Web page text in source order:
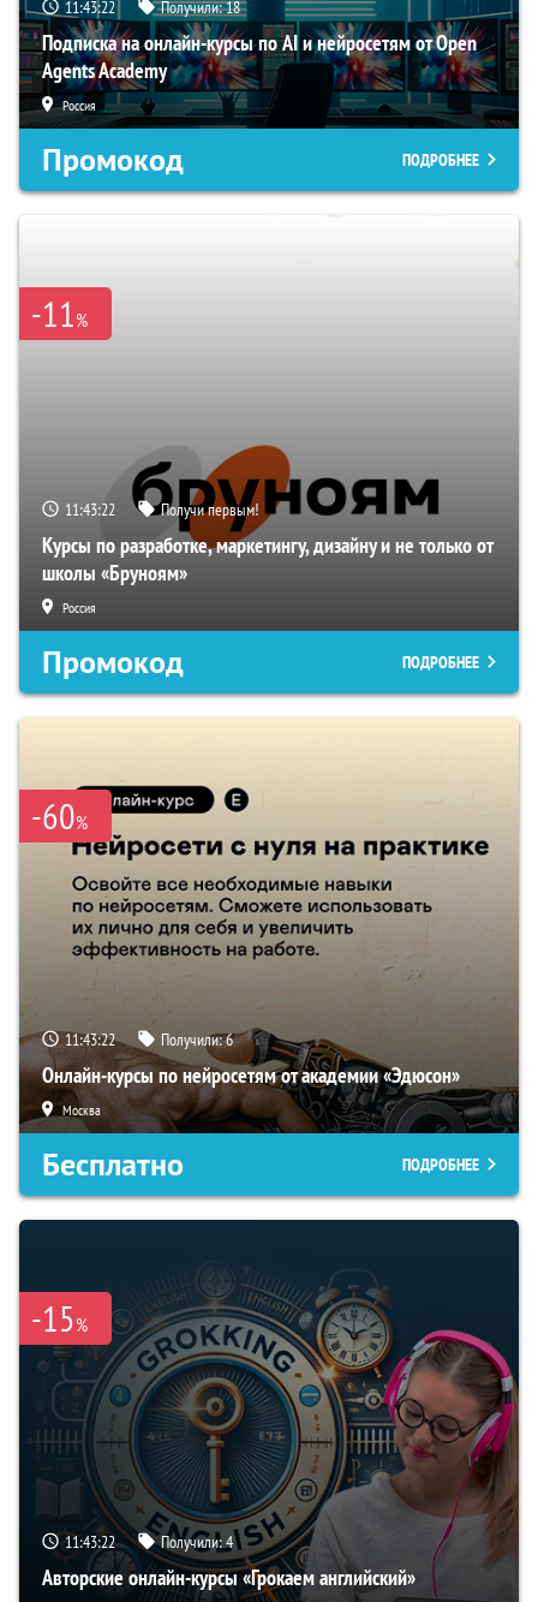
11:43:21 Получили:18
Подписка на онлайн-курсы по AI и нейросетям от Open
Agents Academy
Россия
Промокод ПОДРОБНЕЕ
-11%
11:43:21 Получи первым!
Курсы по разработке, маркетингу, дизайну и не только от
школы «Бруноям»
Россия
Промокод ПОДРОБНЕЕ
-60%
11:43:21 Получили:6
Онлайн-курсы по нейросетям от академии «Эдюсон»
Москва
Бесплатно ПОДРОБНЕЕ
-15%
11:43:21 Получили:4
Авторские онлайн-курсы «Грокаем английский»